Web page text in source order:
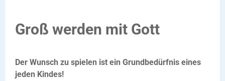
Groß werden mit Gott
Der Wunsch zu spielen ist ein Grundbedürfnis eines
jeden Kindes!